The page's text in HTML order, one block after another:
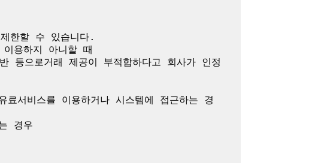
한할 수 있습니다.
용하지 아니할 때
으로거래 제공이 부적합하다고 회사가 인정
서비스를 이용하거나 시스템에 접근하는 경
경우